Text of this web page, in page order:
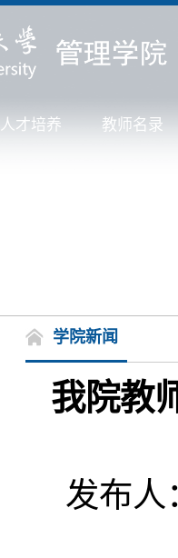
人才培养 教师名录
学院新闻
我院教
发布人